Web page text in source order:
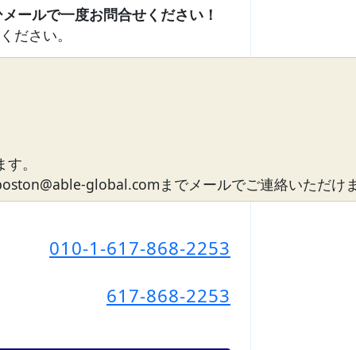
ださい。
。
global.comまでメールでご連絡いただけ
010-1-617-868-2253
617-868-2253